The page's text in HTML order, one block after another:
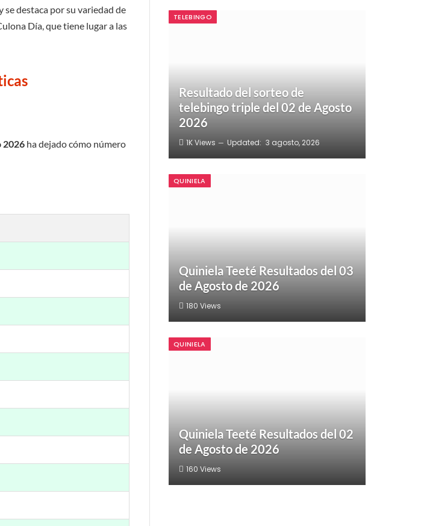
se destaca por su variedad de
Día, que tiene lugar a las
2026 ha dejado cómo número
TELEBINGO
Resultado del sorteo de
telebingo triple del 02 de Agosto
2026
1KViews Updated: 3 agosto, 2026
QUINIELA
Quiniela Teeté Resultados del 03
de Agosto de 2026
180 Views
QUINIELA
Quiniela Teeté Resultados del 02
de Agosto de 2026
160 Views